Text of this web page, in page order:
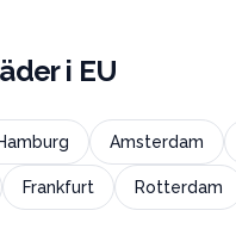
i EU
Amsterdam
Frankfurt Rotterdam